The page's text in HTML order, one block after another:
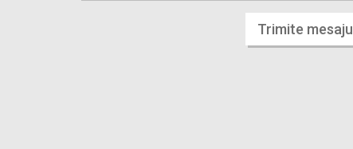
Trimite mesajul